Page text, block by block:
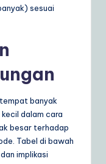
sesuai
banyak
dalam cara
besar terhadap
Tabel di bawah
implikasi